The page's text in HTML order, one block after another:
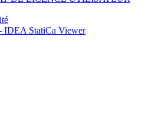
IDEA StatiCa Viewer